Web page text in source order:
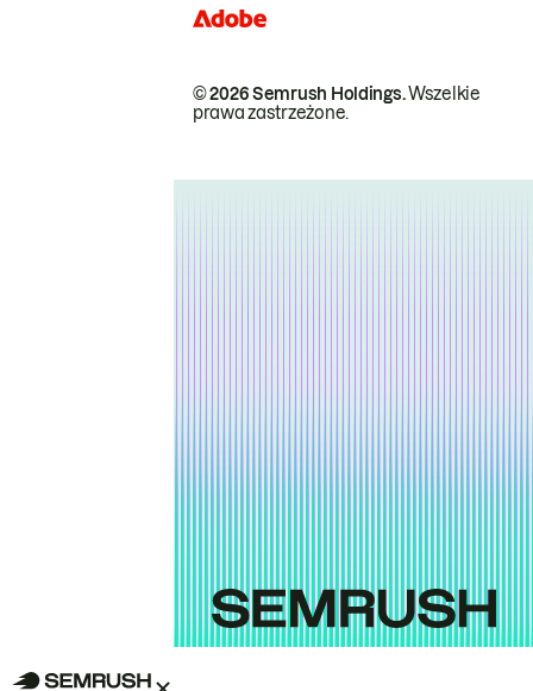
© 2026 Semrush Holdings.Wszelkie
prawa zastrzeżone.